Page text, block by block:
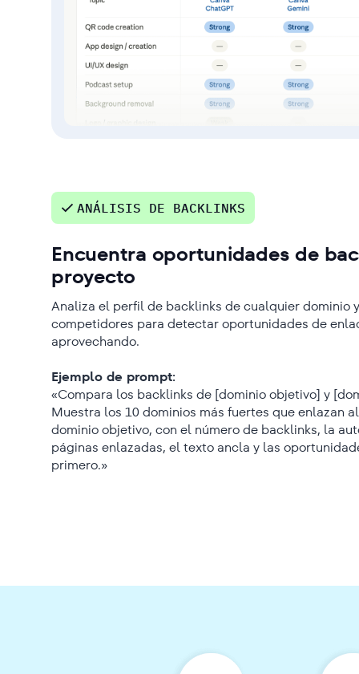
ANÁLISIS DE BACKLINKS
Encuentra oportunidades de
proyecto
Analiza el perfil de backlinks de cualquier dominio
competidores para detectar oportunidades de
aprovechando.
Ejemplo de prompt:
«Compara los backlinks de [dominio objetivo] y
Muestra los 10 dominios más fuertes que enlazan
dominio objetivo, con el número de backlinks, la
páginas enlazadas, el texto ancla y las
primero.»